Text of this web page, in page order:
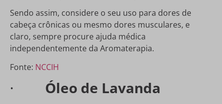
Sendo assim, considere o seu uso para dores de
cabeça crônicas ou mesmo dores musculares, e
claro, sempre procure ajuda médica
independentemente da Aromaterapia.
Fonte: NCCIH
· Óleo de Lavanda